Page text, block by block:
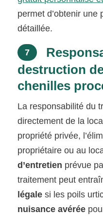
permet d’obtenir une
détaillée.
7
destruction
chenilles
La responsabilité du
directement de la
propriété privée,
propriétaire ou au
d’entretien prévue
traitement peut
légale si les poils
nuisance avérée